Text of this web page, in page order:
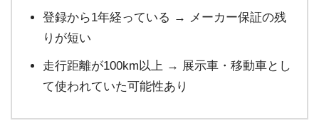
登録から1年経っている → メーカー保証の残
りが短い
走行距離が100km以上 → 展示車・移動車とし
て使われていた可能性あり